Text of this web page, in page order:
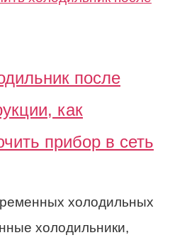
после
как
прибор в сеть
холодильных
холодильники,